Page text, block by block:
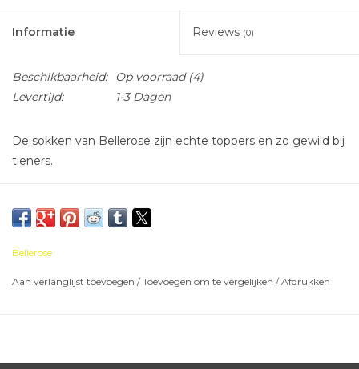
Informatie Reviews (0)
Beschikbaarheid: Op voorraad(4)
Levertijd:
1-3 Dagen
De sokken van Bellerose zijn echte toppers en zo gewild bij
tieners.
Bellerose
Aan verlanglijst toevoegen /Toevoegen om te vergelijken /Afdrukken